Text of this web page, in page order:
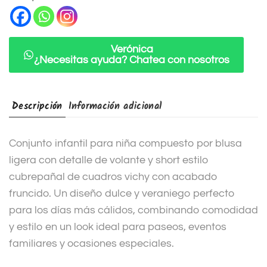
a
Verónica
¿Necesitas ayuda? Chatea con nosotros
Descripción Información adicional
Conjunto infantil para niña compuesto por blusa
ligera con detalle de volante y short estilo
cubrepañal de cuadros vichy con acabado
fruncido. Un diseño dulce y veraniego perfecto
para los días más cálidos, combinando comodidad
y estilo en un look ideal para paseos, eventos
familiares y ocasiones especiales.